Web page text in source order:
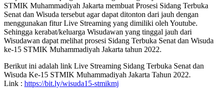
STMIK Muhammadiyah Jakarta membuat Prosesi Sidang Terbuka
Senat dan Wisuda tersebut agar dapat ditonton dari jauh dengan
menggunakan fitur Live Streaming yang dimiliki oleh Youtube.
Sehingga kerabat/keluarga Wisudawan yang tinggal jauh dari
Wisudawan dapat melihat prosesi Sidang Terbuka Senat dan Wisuda
ke-15 STMIK Muhammadiyah Jakarta tahun 2022.
Berikut ini adalah link Live Streaming Sidang Terbuka Senat dan
Wisuda Ke-15 STMIK Muhammadiyah Jakarta Tahun 2022.
Link : https://bit.ly/wisuda15-stmikmj